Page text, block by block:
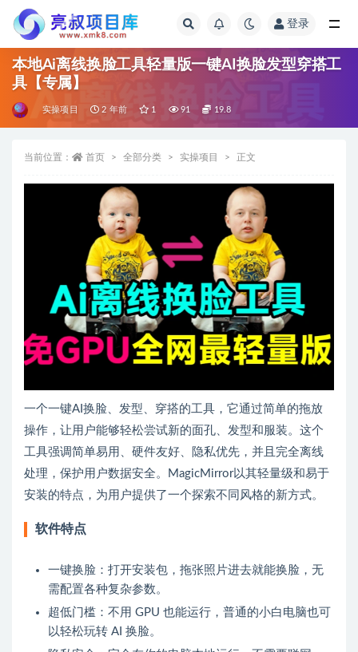
登录
本地Ai离线换脸工具轻量版一键AI换脸发型穿搭工
具【专属】
实操项目 2 年前 1 91 19.8
当前位置： 首页 全部分类 实操项目 正文
一个一键AI换脸、发型、穿搭的工具，它通过简单的拖放
操作，让用户能够轻松尝试新的面孔、发型和服装。这个
工具强调简单易用、硬件友好、隐私优先，并且完全离线
处理，保护用户数据安全。MagicMirror以其轻量级和易于
安装的特点，为用户提供了一个探索不同风格的新方式。
软件特点
一键换脸：打开安装包，拖张照片进去就能换脸，无
需配置各种复杂参数。
超低门槛：不用 GPU 也能运行，普通的小白电脑也可
以轻松玩转 AI 换脸。